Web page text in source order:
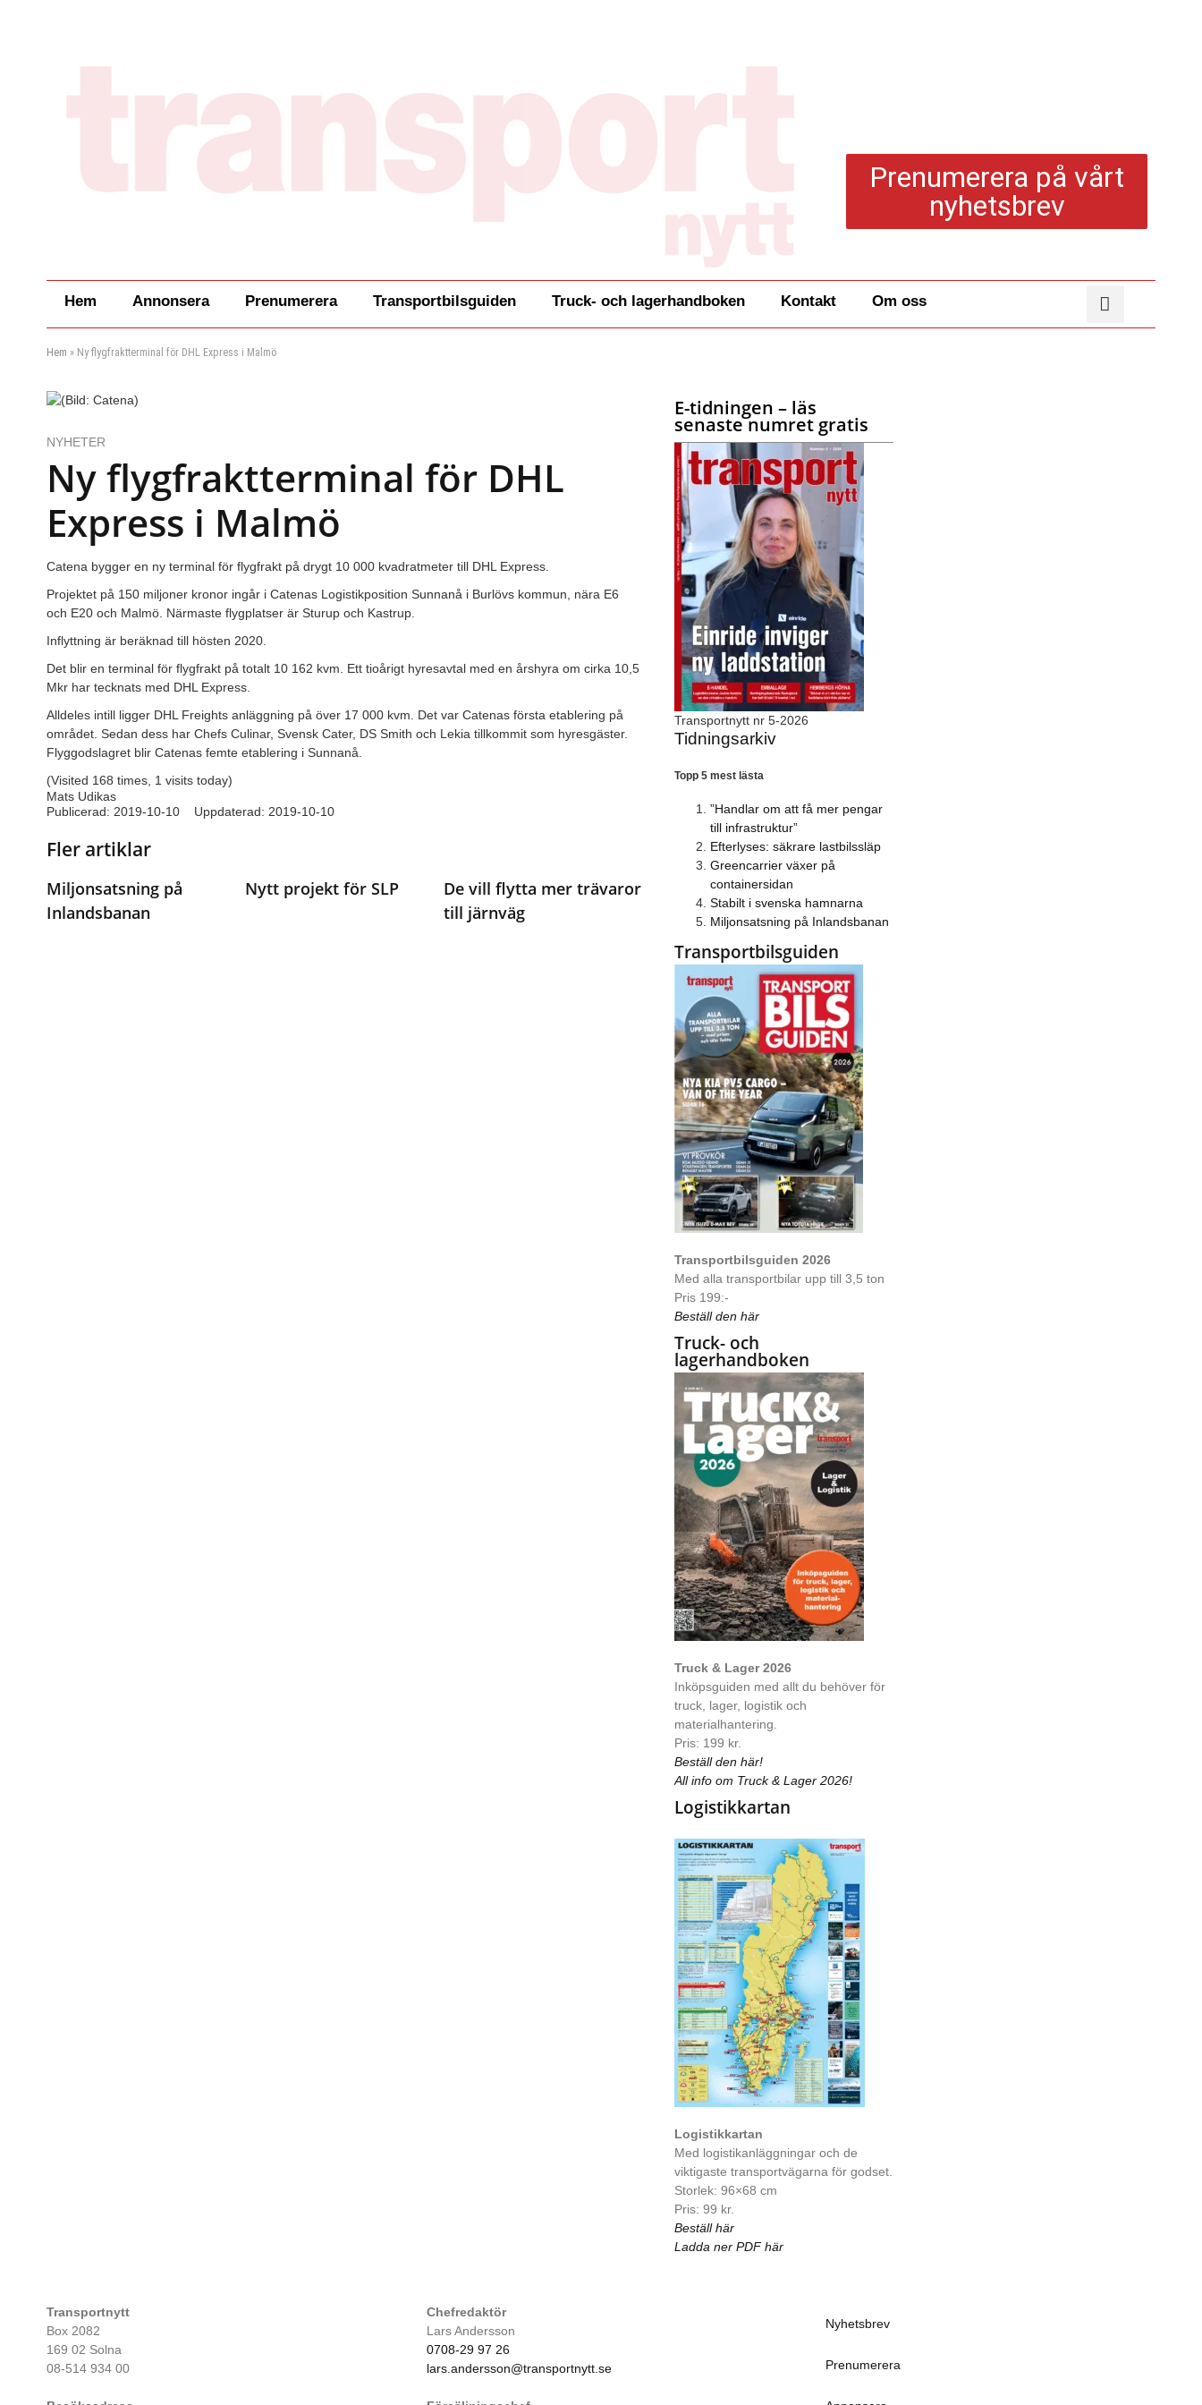
Prenumerera på vårt
nyhetsbrev
Hem Annonsera Prenumerera Transportbilsguiden Truck- och lagerhandboken Kontakt Om oss
Hem » Ny flygfraktterminal för DHL Express i Malmö
NYHETER
Ny flygfraktterminal för DHL
Express i Malmö
Catena bygger en ny terminal för flygfrakt på drygt 10 000 kvadratmeter till DHL Express.
Projektet på 150 miljoner kronor ingår i Catenas Logistikposition Sunnanå i Burlövs kommun, nära E6
och E20 och Malmö. Närmaste flygplatser är Sturup och Kastrup.
Inflyttning är beräknad till hösten 2020.
Det blir en terminal för flygfrakt på totalt 10 162 kvm. Ett tioårigt hyresavtal med en årshyra om cirka 10,5
Mkr har tecknats med DHL Express.
Alldeles intill ligger DHL Freights anläggning på över 17 000 kvm. Det var Catenas första etablering på
området. Sedan dess har Chefs Culinar, Svensk Cater, DS Smith och Lekia tillkommit som hyresgäster.
Flyggodslagret blir Catenas femte etablering i Sunnanå.
(Visited 168 times, 1 visits today)
Mats Udikas
Publicerad: 2019-10-10 Uppdaterad: 2019-10-10
Fler artiklar
Miljonsatsning på
Inlandsbanan
Nytt projekt för SLP
De vill flytta mer trävaror
till järnväg
E-tidningen – läs
senaste numret gratis
Transportnytt nr 5-2026
Tidningsarkiv
Topp 5 mest lästa
”Handlar om att få mer pengar
till infrastruktur”
Efterlyses: säkrare lastbilssläp
Greencarrier växer på
containersidan
Stabilt i svenska hamnarna
Miljonsatsning på Inlandsbanan
Transportbilsguiden
Transportbilsguiden 2026
Med alla transportbilar upp till 3,5 ton
Pris 199:-
Beställ den här
Truck- och
lagerhandboken
Truck & Lager 2026
Inköpsguiden med allt du behöver för
truck, lager, logistik och
materialhantering.
Pris: 199 kr.
Beställ den här!
All info om Truck & Lager 2026!
Logistikkartan
Logistikkartan
Med logistikanläggningar och de
viktigaste transportvägarna för godset.
Storlek: 96×68 cm
Pris: 99 kr.
Beställ här
Ladda ner PDF här
Transportnytt
Box 2082
169 02 Solna
08-514 934 00
Chefredaktör
Lars Andersson
0708-29 97 26
lars.andersson@transportnytt.se
Nyhetsbrev
Prenumerera